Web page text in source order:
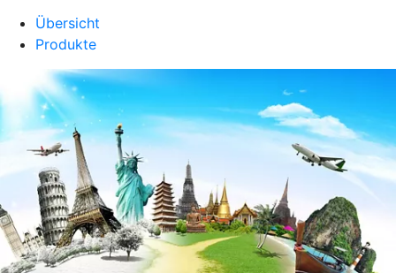
Übersicht
Produkte